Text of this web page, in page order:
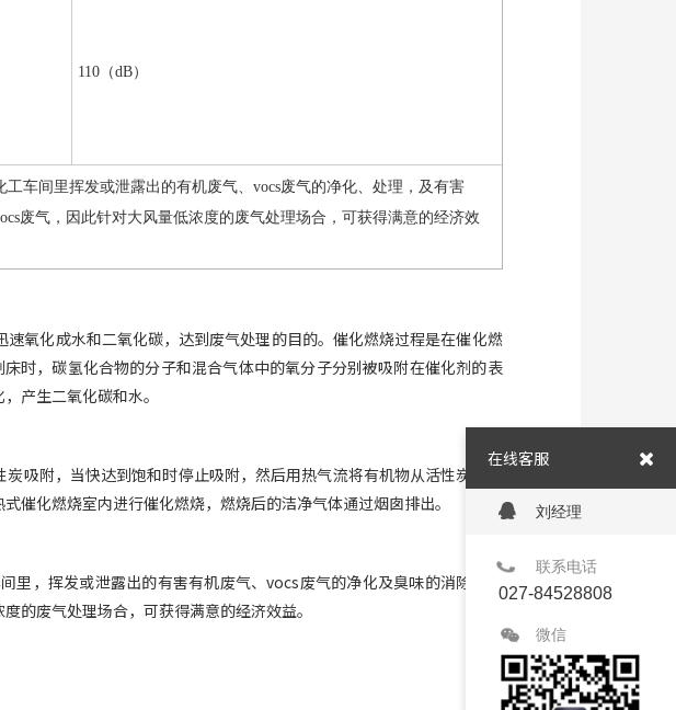
110（dB）
车间里挥发或泄露出的有机废气、vocs废气的净化、处理，及有害
废气，因此针对大风量低浓度的废气处理场合，可获得满意的经济效
氧化成水和二氧化碳，达到废气处理的目的。催化燃烧过程是在催化燃
时，碳氢化合物的分子和混合气体中的氧分子分别被吸附在催化剂的表
产生二氧化碳和水。
吸附，当快达到饱和时停止吸附，然后用热气流将有机物从活性炭上脱
催化燃烧室内进行催化燃烧，燃烧后的洁净气体通过烟囱排出。
里，挥发或泄露出的有害有机废气、vocs废气的净化及臭味的消除、处
的废气处理场合，可获得满意的经济效益。
在线客服
刘经理
联系电话
027-84528808
微信